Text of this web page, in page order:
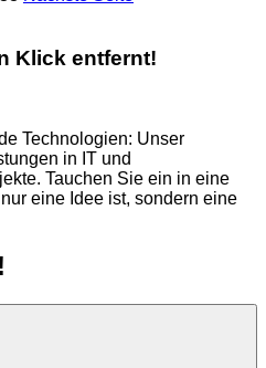
Klick entfernt!
Technologien: Unser
in IT und
Tauchen Sie ein in eine
eine Idee ist, sondern eine